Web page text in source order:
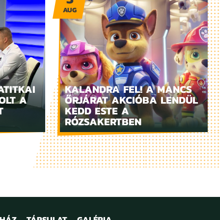
A
KALANDRA FEL! A MANCS
ŐRJÁRAT AKCIÓBA LENDÜL
KEDD ESTE A
RÓZSAKERTBEN
AUG